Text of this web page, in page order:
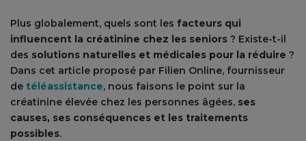
Plus globalement, quels sont les facteurs qui
influencent la créatinine chez les seniors ? Existe-t-il
des solutions naturelles et médicales pour la réduire ?
Dans cet article proposé par Filien Online, fournisseur
de téléassistance, nous faisons le point sur la
créatinine élevée chez les personnes âgées, ses
causes, ses conséquences et les traitements
possibles.